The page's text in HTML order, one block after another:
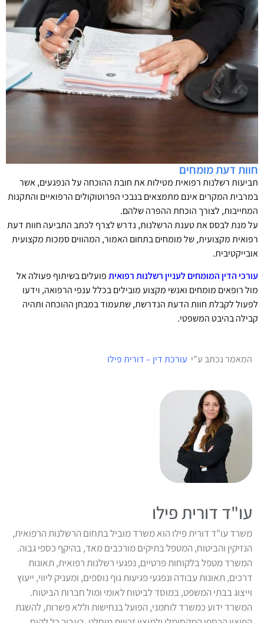
חוות דעת מומחים
תביעות רשלנות רפואית מטילות את חובת ההוכחה על הנפגעים, אשר
במרבית המקרים אינם מתמצאים בנבכי הפרוטוקולים הרפואיים והתקנות
המחייבות, לצורך הוכחת ההפרה שלהם.
על מנת לבסס את טענת הרשלנות, נדרש לצרף לכתב התביעה חוות דעת
רפואית מקצועית, של מומחים בתחום האמור, המהווים סמכות מקצועית
אובייקטיבית.
עורכי הדין המומחים לעניין רשלנות רפואיתפועלים בשיתוף פעולה אל
מול רופאים מומחים ואנשי מקצוע מובילים בכלל ענפי הרפואה, וידעו
לפעול לקבלת חוות הדעת הנדרשת, שתעמוד במבחן ההוכחה ותהיה
קבילה בהיבט המשפטי.
המאמר נכתב ע"י עורכת דין – דורית פילו
עו"ד דורית פילו
משרד עו"ד דורית פילו הוא משרד מוביל בתחום הרשלנות הרפואית,
הנזיקין והביטוח, המטפל בתיקים מורכבים מאד, בהיקף כספי גבוה.
המשרד מטפל בלקוחות פרטיים, נפגעי רשלנות רפואית, תאונות
דרכים, תאונות עבודה ונפגעי פגיעות גוף נוספים, ומעניק ליווי, ייעוץ
וייצוג בבתי המשפט, במוסד לביטוח לאומי ומול חברות הביטוח.
המשרד ידוע כמשרד לוחמני, הפועל בנחישות וללא פשרות, להשגת